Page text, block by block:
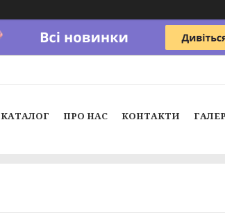
КАТАЛОГ ПРО НАС КОНТАКТИ